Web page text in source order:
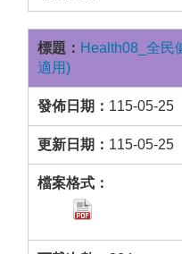
Health08_全民
適用)
115-05-25
115-05-25